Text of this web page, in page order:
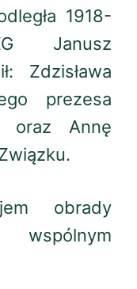
1918-
Janusz
Zdzisława
prezesa
oraz Annę
obrady
wspólnym